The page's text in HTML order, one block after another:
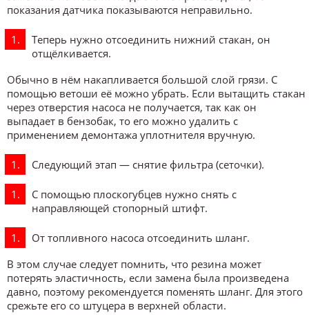
показания датчика показываются неправильно.
Теперь нужно отсоединить нижний стакан, он
отщёлкивается.
Обычно в нём накапливается большой слой грязи. С
помощью ветоши её можно убрать. Если вытащить стакан
через отверстия насоса не получается, так как он
выпадает в бензобак, то его можно удалить с
применением демонтажа уплотнителя вручную.
Следующий этап — снятие фильтра (сеточки).
С помощью плоскогубцев нужно снять с
направляющей стопорный штифт.
От топливного насоса отсоединить шланг.
В этом случае следует помнить, что резина может
потерять эластичность, если замена была произведена
давно, поэтому рекомендуется поменять шланг. Для этого
срежьте его со штуцера в верхней области.